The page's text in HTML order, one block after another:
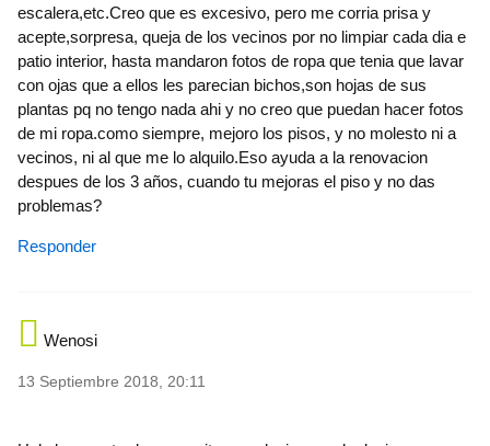
escalera,etc.Creo que es excesivo, pero me corria prisa y
acepte,sorpresa, queja de los vecinos por no limpiar cada dia e
patio interior, hasta mandaron fotos de ropa que tenia que lavar
con ojas que a ellos les parecian bichos,son hojas de sus
plantas pq no tengo nada ahi y no creo que puedan hacer fotos
de mi ropa.como siempre, mejoro los pisos, y no molesto ni a
vecinos, ni al que me lo alquilo.Eso ayuda a la renovacion
despues de los 3 años, cuando tu mejoras el piso y no das
problemas?
Responder
Wenosi
13 Septiembre 2018, 20:11